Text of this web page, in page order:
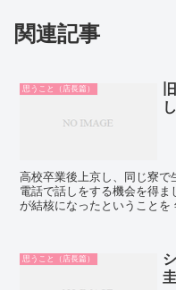
関連記事
思うこと（店長篇）
高校卒業後上京し、同じ寮で
電話で話しをする機会を得ま
が結核になったということを
思うこと（店長篇）